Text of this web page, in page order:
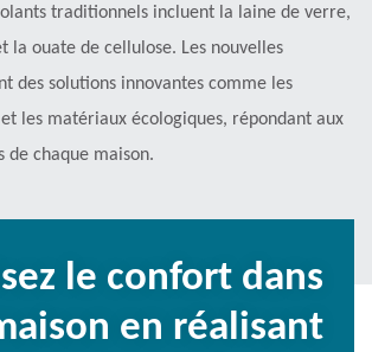
traditionnels incluent la laine de verre,
la ouate de cellulose. Les nouvelles
des solutions innovantes comme les
les matériaux écologiques, répondant aux
de chaque maison.
le confort dans
en réalisant